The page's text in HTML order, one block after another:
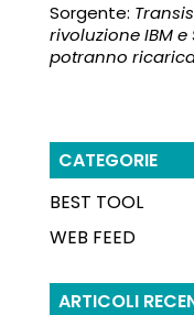
Sorgente:
rivoluzione IBM
potranno
CATEGORIE
BEST TOOL
WEB FEED
ARTICOLI